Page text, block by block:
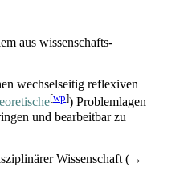
aus wissen­schafts­
wechsel­seitig reflexiven
[wp]) Problemlagen
und bearbeitbar zu
Wissenschaft (→